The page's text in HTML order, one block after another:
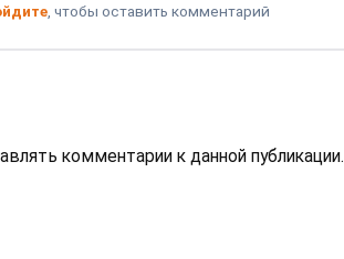
, чтобы оставить комментарий
комментарии к данной публикации.